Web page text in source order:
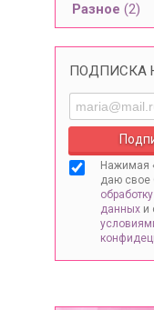
Разное (2)
ПОДПИСКА
Нажимая
даю свое
данных и